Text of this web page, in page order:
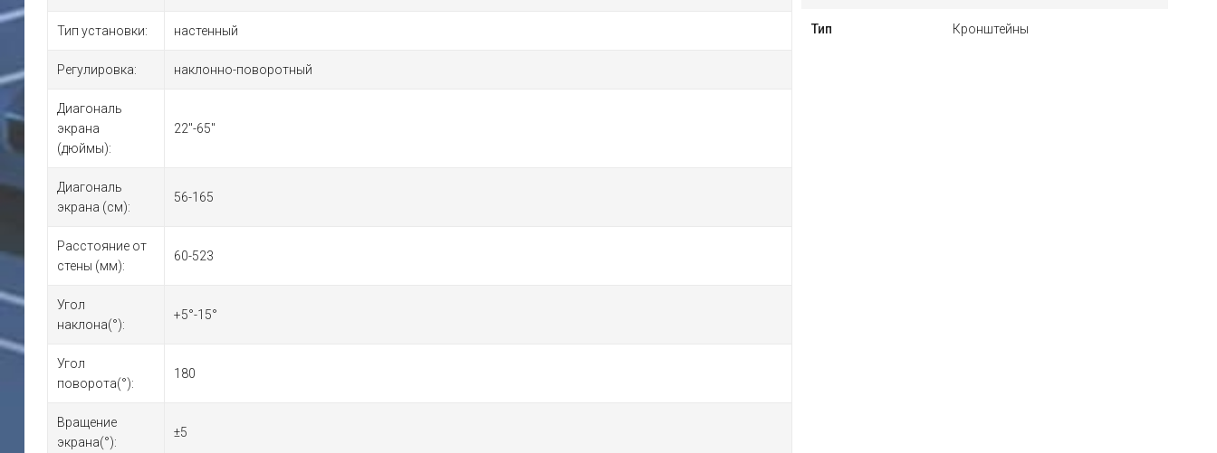
Тип установки: настенный
Регулировка: наклонно-поворотный
Диагональ
экрана
(дюймы):
22"-65"
Диагональ
экрана (см):
56-165
Расстояние от
стены (мм):
60-523
Угол
наклона(°):
+5°-15°
Угол
поворота(°):
180
Вращение
экрана(°):
±5
Тип Кронштейны